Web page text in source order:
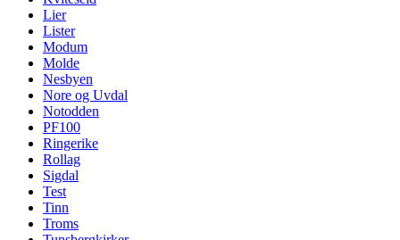
Lier
Lister
Modum
Molde
Nesbyen
Nore og Uvdal
Notodden
PF100
Ringerike
Rollag
Sigdal
Test
Tinn
Troms